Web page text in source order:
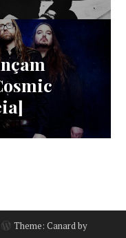
Theme: Canard by